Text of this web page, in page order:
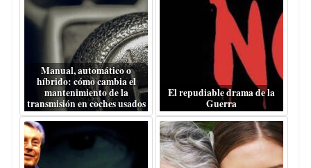
Manual, automático o
híbrido: cómo cambia el
mantenimiento de la
transmisión en coches usados
El repudiable drama de la
Guerra